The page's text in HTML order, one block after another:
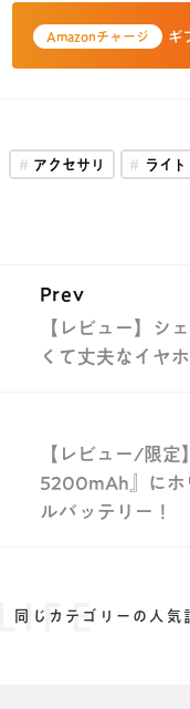
Amazonチャージ ギ
アクセサリ ライト
Prev
【レビュー】シ
くて丈夫なイヤ
【レビュー/限定
5200mAh』にホ
ルバッテリー！
同じカテゴリーの人気